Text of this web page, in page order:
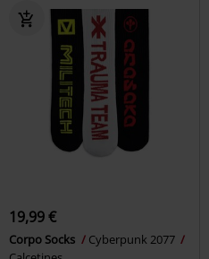
19,99 €
Corpo Socks
Cyberpunk 2077